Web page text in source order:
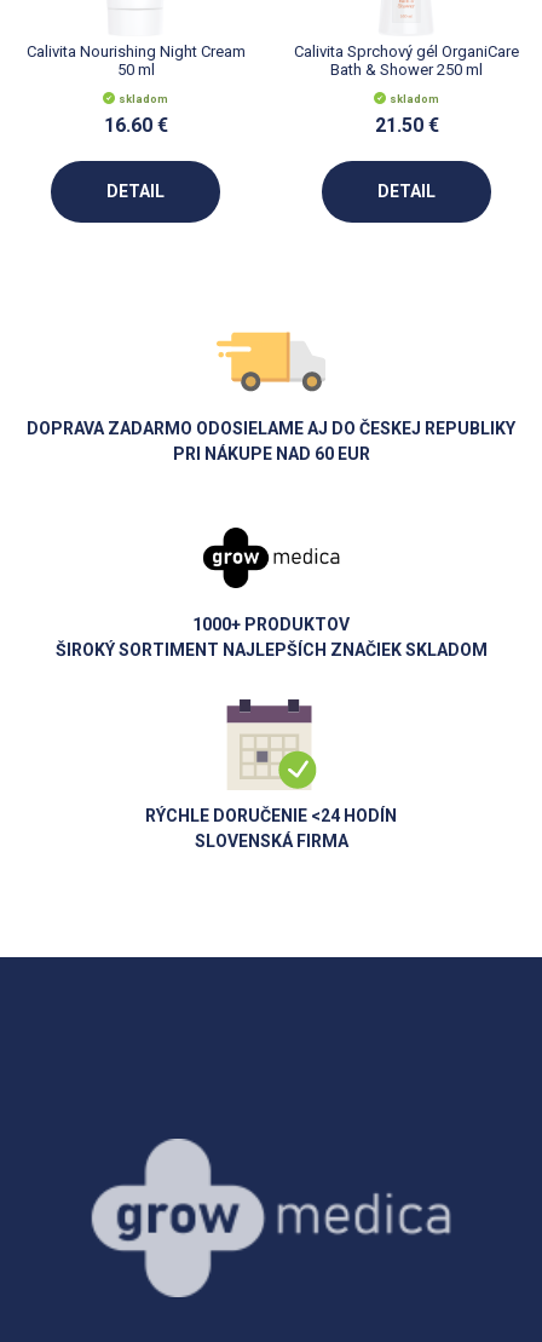
Calivita Nourishing Night Cream
50 ml
skladom
16.60 €
DETAIL
Calivita Sprchový gél OrganiCare
Bath & Shower 250 ml
skladom
21.50 €
DETAIL
DOPRAVA ZADARMO ODOSIELAME AJ DO ČESKEJ REPUBLIKY
PRI NÁKUPE NAD 60 EUR
1000+ PRODUKTOV
ŠIROKÝ SORTIMENT NAJLEPŠÍCH ZNAČIEK SKLADOM
RÝCHLE DORUČENIE <24 HODÍN
SLOVENSKÁ FIRMA